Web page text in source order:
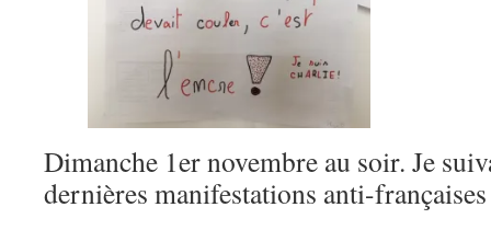
Dimanche 1er novembre au soir. Je
dernières manifestations anti-